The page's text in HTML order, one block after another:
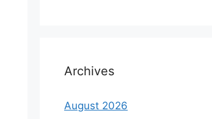
Archives
August 2026